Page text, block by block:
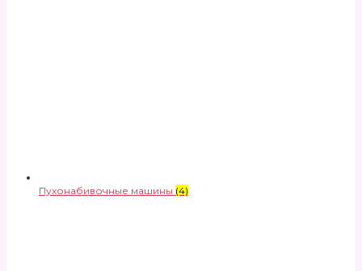
Пухонабивочные машины (4)